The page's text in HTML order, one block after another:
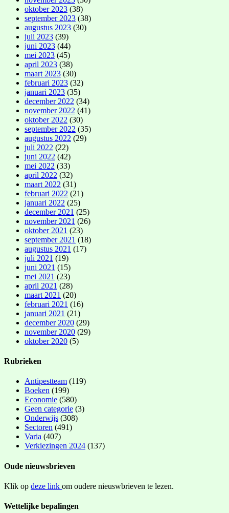
oktober 2023 (38)
september 2023 (38)
augustus 2023 (30)
juli 2023 (39)
juni 2023 (44)
mei 2023 (45)
april 2023 (38)
maart 2023 (30)
februari 2023 (32)
januari 2023 (35)
december 2022 (34)
november 2022 (41)
oktober 2022 (30)
september 2022 (35)
augustus 2022 (29)
juli 2022 (22)
juni 2022 (42)
mei 2022 (33)
april 2022 (32)
maart 2022 (31)
februari 2022 (21)
januari 2022 (25)
december 2021 (25)
november 2021 (26)
oktober 2021 (23)
september 2021 (18)
augustus 2021 (17)
juli 2021 (19)
juni 2021 (15)
mei 2021 (23)
april 2021 (28)
maart 2021 (20)
februari 2021 (16)
januari 2021 (21)
december 2020 (29)
november 2020 (29)
oktober 2020 (5)
Rubrieken
Antipestteam (119)
Boeken (199)
Economie (580)
Geen categorie (3)
Onderwijs (308)
Sectoren (491)
Varia (407)
Verkiezingen 2024 (137)
Oude nieuwsbrieven
Klik op deze link om oudere nieuswbrieven te lezen.
Wettelijke bepalingen